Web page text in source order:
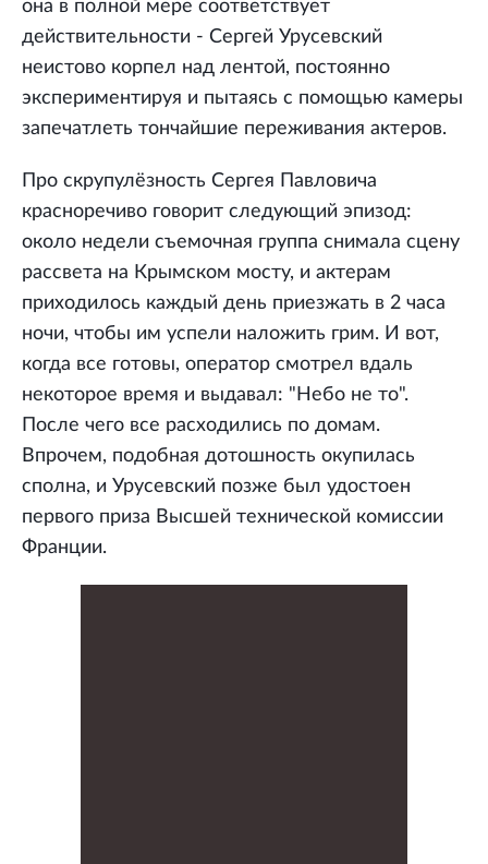
она в полной мере соответствует
действительности - Сергей Урусевский
неистово корпел над лентой, постоянно
экспериментируя и пытаясь с помощью камеры
запечатлеть тончайшие переживания актеров.
Про скрупулёзность Сергея Павловича
красноречиво говорит следующий эпизод:
около недели съемочная группа снимала сцену
рассвета на Крымском мосту, и актерам
приходилось каждый день приезжать в 2 часа
ночи, чтобы им успели наложить грим. И вот,
когда все готовы, оператор смотрел вдаль
некоторое время и выдавал: "Небо не то".
После чего все расходились по домам.
Впрочем, подобная дотошность окупилась
сполна, и Урусевский позже был удостоен
первого приза Высшей технической комиссии
Франции.